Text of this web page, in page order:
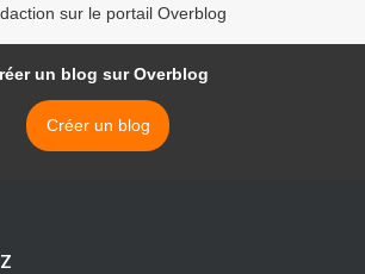
sur le portail Overblog
un blog sur Overblog
Créer un blog